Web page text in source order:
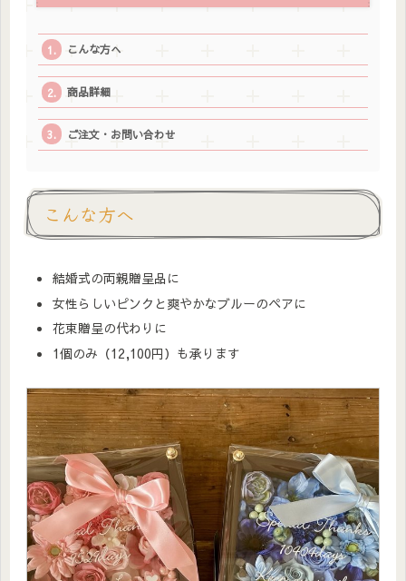
こんな方へ
商品詳細
ご注文・お問い合わせ
こんな方へ
結婚式の両親贈呈品に
女性らしいピンクと爽やかなブルーのペアに
花束贈呈の代わりに
1個のみ（12,100円）も承ります